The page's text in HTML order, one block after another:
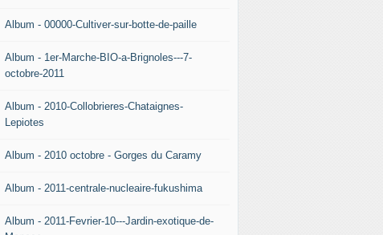
Album - 00000-Cultiver-sur-botte-de-paille
Album - 1er-Marche-BIO-a-Brignoles---7-
octobre-2011
Album - 2010-Collobrieres-Chataignes-
Lepiotes
Album - 2010 octobre - Gorges du Caramy
Album - 2011-centrale-nucleaire-fukushima
Album - 2011-Fevrier-10---Jardin-exotique-de-